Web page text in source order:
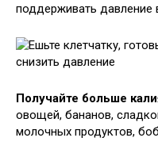
поддерживать давление
Получайте больше
овощей, бананов,
молочных продуктов,